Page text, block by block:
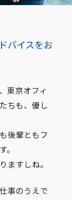
バイスをお
東京オフィ
ちも、優し
後輩ともフ
ますしね。
事のうえで